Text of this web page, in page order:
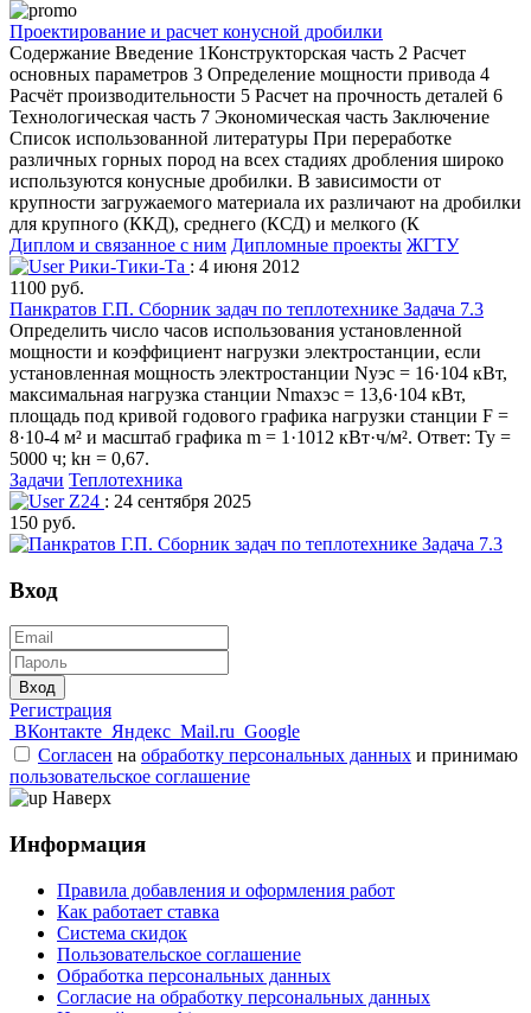
Проектирование и расчет конусной дробилки
Содержание Введение 1Конструкторская часть 2 Расчет
основных параметров 3 Определение мощности привода 4
Расчёт производительности 5 Расчет на прочность деталей 6
Технологическая часть 7 Экономическая часть Заключение
Список использованной литературы При переработке
различных горных пород на всех стадиях дробления широко
используются конусные дробилки. В зависимости от
крупности загружаемого материала их различают на дробилки
для крупного (ККД), среднего (КСД) и мелкого (К
Диплом и связанное с ним Дипломные проекты ЖГТУ
Рики-Тики-Та : 4 июня 2012
1100 руб.
Панкратов Г.П. Сборник задач по теплотехнике Задача 7.3
Определить число часов использования установленной
мощности и коэффициент нагрузки электростанции, если
установленная мощность электростанции Nуэс = 16·104 кВт,
максимальная нагрузка станции Nmaxэс = 13,6·104 кВт,
площадь под кривой годового графика нагрузки станции F =
8·10-4 м² и масштаб графика m = 1·1012 кВт·ч/м². Ответ: Ту =
5000 ч; kн = 0,67.
Задачи Теплотехника
Z24 : 24 сентября 2025
150 руб.
Вход
Вход
Регистрация
ВКонтакте Яндекс Mail.ru Google
Согласен на обработку персональных данных и принимаю
пользовательское соглашение
Наверх
Информация
Правила добавления и оформления работ
Как работает ставка
Система скидок
Пользовательское соглашение
Обработка персональных данных
Согласие на обработку персональных данных